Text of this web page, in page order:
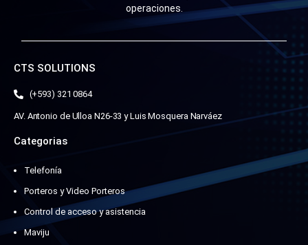
operaciones.
CTS SOLUTIONS
(+593) 321 0864
AV. Antonio de Ulloa N26-33 y Luis Mosquera Narváez
Categorias
Telefonía
Porteros y Video Porteros
Control de acceso y asistencia
Maviju